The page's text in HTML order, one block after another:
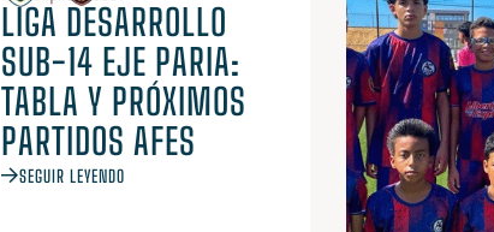
LIGA DESARROLLO
SUB-14 EJE PARIA:
TABLA Y PRÓXIMOS
PARTIDOS AFES
SEGUIR LEYENDO